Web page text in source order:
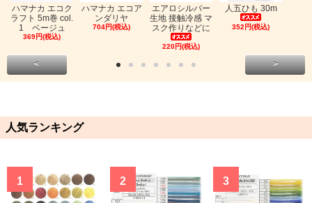
ハマナカ エコク
ラフト 5m巻 col.
1 ベージュ
369円(税込)
ハマナカ エコア
ンダリヤ
704円(税込)
エアロシルバー
生地 接触冷感 マ
スク作りなどに
220円(税込)
人五ひも 30m
352円(税込)
< >
人気ランキング
1 2 3